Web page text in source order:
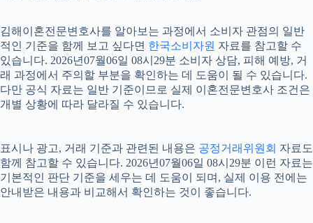
김해이혼전문변호사를 알아보는 과정에서 소비자 관점의 일반
적인 기준을 함께 보고 싶다면 한국소비자원 자료를 참고할 수
있습니다. 2026년07월06일 08시29분 소비자 상담, 피해 예방, 거
래 과정에서 주의할 부분을 확인하는 데 도움이 될 수 있습니다.
다만 공식 자료는 일반 기준이므로 실제 이혼전문변호사 조건은
개별 상황에 따라 달라질 수 있습니다.
표시나 광고, 거래 기준과 관련된 내용은 공정거래위원회 자료도
함께 참고할 수 있습니다. 2026년07월06일 08시29분 이런 자료는
기본적인 판단 기준을 세우는 데 도움이 되며, 실제 이용 전에는
안내받은 내용과 비교해서 확인하는 것이 좋습니다.